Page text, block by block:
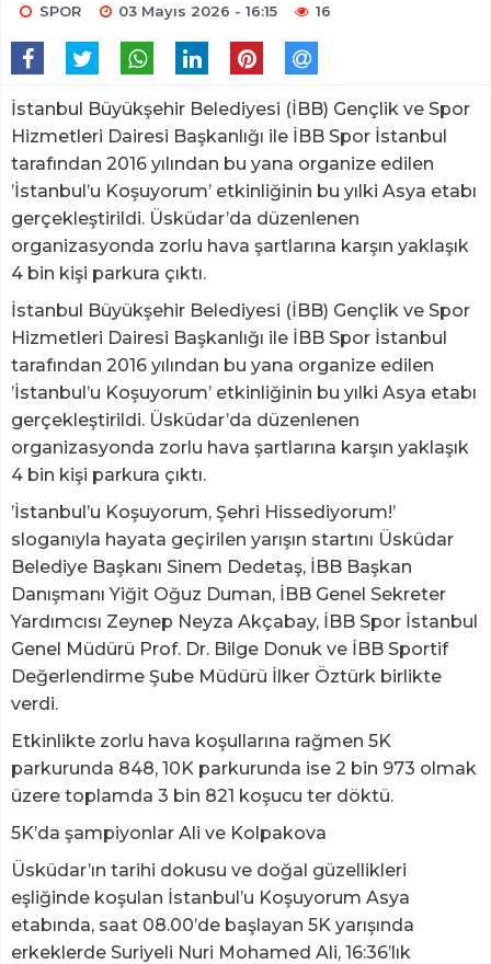
SPOR 03 Mayıs 2026 - 16:15 16
İstanbul Büyükşehir Belediyesi (İBB) Gençlik ve Spor
Hizmetleri Dairesi Başkanlığı ile İBB Spor İstanbul
tarafından 2016 yılından bu yana organize edilen
’İstanbul’u Koşuyorum’ etkinliğinin bu yılki Asya etabı
gerçekleştirildi. Üsküdar’da düzenlenen
organizasyonda zorlu hava şartlarına karşın yaklaşık
4 bin kişi parkura çıktı.
İstanbul Büyükşehir Belediyesi (İBB) Gençlik ve Spor
Hizmetleri Dairesi Başkanlığı ile İBB Spor İstanbul
tarafından 2016 yılından bu yana organize edilen
’İstanbul’u Koşuyorum’ etkinliğinin bu yılki Asya etabı
gerçekleştirildi. Üsküdar’da düzenlenen
organizasyonda zorlu hava şartlarına karşın yaklaşık
4 bin kişi parkura çıktı.
’İstanbul’u Koşuyorum, Şehri Hissediyorum!’
sloganıyla hayata geçirilen yarışın startını Üsküdar
Belediye Başkanı Sinem Dedetaş, İBB Başkan
Danışmanı Yiğit Oğuz Duman, İBB Genel Sekreter
Yardımcısı Zeynep Neyza Akçabay, İBB Spor İstanbul
Genel Müdürü Prof. Dr. Bilge Donuk ve İBB Sportif
Değerlendirme Şube Müdürü İlker Öztürk birlikte
verdi.
Etkinlikte zorlu hava koşullarına rağmen 5K
parkurunda 848, 10K parkurunda ise 2 bin 973 olmak
üzere toplamda 3 bin 821 koşucu ter döktü.
5K’da şampiyonlar Ali ve Kolpakova
Üsküdar’ın tarihi dokusu ve doğal güzellikleri
eşliğinde koşulan İstanbul’u Koşuyorum Asya
etabında, saat 08.00’de başlayan 5K yarışında
erkeklerde Suriyeli Nuri Mohamed Ali, 16:36’lık